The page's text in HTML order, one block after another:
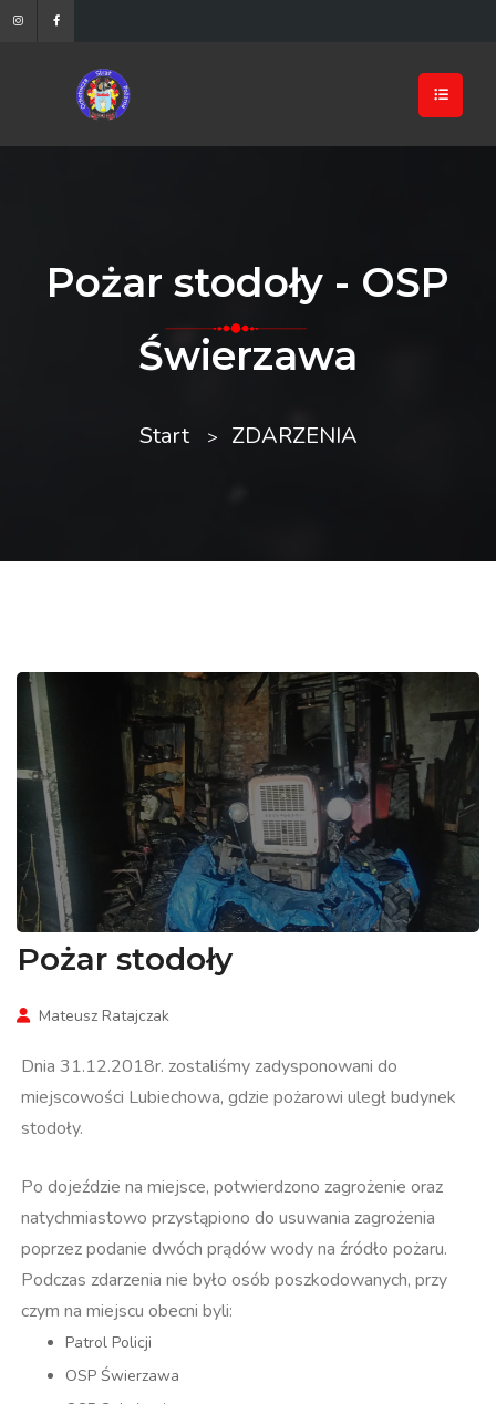
Pożar stodoły - OSP
Świerzawa
Start ZDARZENIA
Pożar stodoły
Mateusz Ratajczak
Dnia 31.12.2018r. zostaliśmy zadysponowani do
miejscowości Lubiechowa, gdzie pożarowi uległ budynek
stodoły.
Po dojeździe na miejsce, potwierdzono zagrożenie oraz
natychmiastowo przystąpiono do usuwania zagrożenia
poprzez podanie dwóch prądów wody na źródło pożaru.
Podczas zdarzenia nie było osób poszkodowanych, przy
czym na miejscu obecni byli:
Patrol Policji
OSP Świerzawa